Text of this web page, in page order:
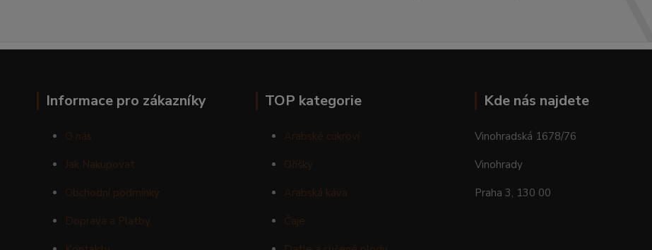
Informace pro zákazníky
O nás
Jak Nakupovat
Obchodní podmínky
Doprava a Platby
TOP kategorie
Arabské cukroví
Oříšky
Arabská káva
Čaje
Kde nás najdete
Vinohradská 1678/76
Vinohrady
Praha 3, 130 00